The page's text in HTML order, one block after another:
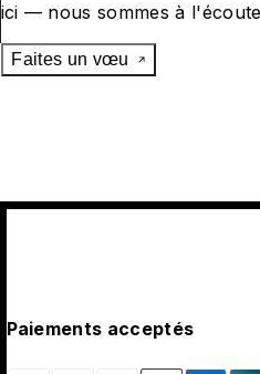
ici — nous sommes à
Faites un vœu
Paiements acceptés